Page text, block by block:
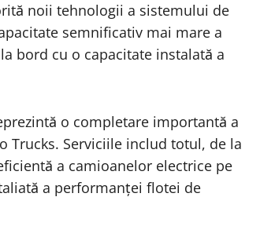
noii tehnologii a sistemului de
semnificativ mai mare a
bord cu o capacitate instalată a
o completare importantă a
Trucks. Serviciile includ totul, de la
a camioanelor electrice pe
a performanței flotei de